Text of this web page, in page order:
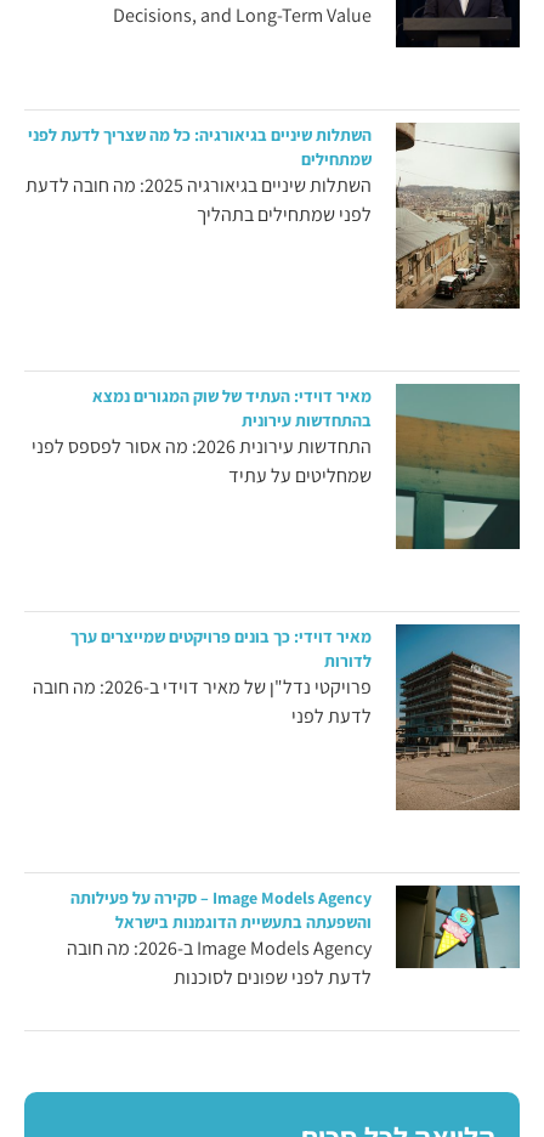
Decisions, and Long-Term Value
השתלות שיניים בגיאורגיה: כל מה שצריך לדעת לפני
שמתחילים
השתלות שיניים בגיאורגיה 2025: מה חובה לדעת
לפני שמתחילים בתהליך
מאיר דוידי: העתיד של שוק המגורים נמצא
בהתחדשות עירונית
התחדשות עירונית 2026: מה אסור לפספס לפני
שמחליטים על עתיד
מאיר דוידי: כך בונים פרויקטים שמייצרים ערך
לדורות
פרויקטי נדל"ן של מאיר דוידי ב-2026: מה חובה
לדעת לפני
Image Models Agency – סקירה על פעילותה
והשפעתה בתעשיית הדוגמנות בישראל
Image Models Agency ב-2026: מה חובה
לדעת לפני שפונים לסוכנות